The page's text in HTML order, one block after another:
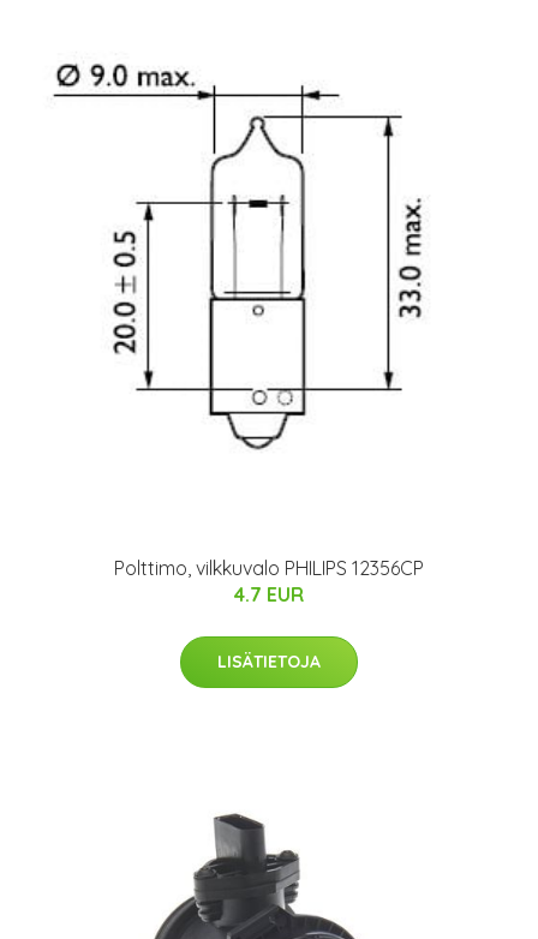
Polttimo, vilkkuvalo PHILIPS 12356CP
4.7 EUR
LISÄTIETOJA